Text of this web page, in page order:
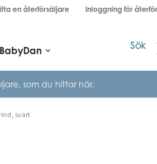
en återförsäljare Inloggning för
keyboard_arrow_down Sök
som du hittar här.
svart